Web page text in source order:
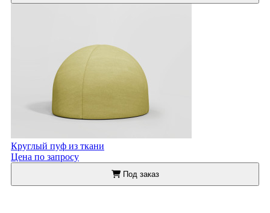
Круглый пуф из ткани
Цена по запросу
Под заказ